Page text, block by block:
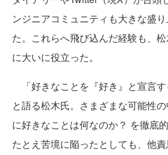
ンジニアコミュニティも大きな盛
た。これらへ飛び込んだ経験も、
に大いに役立った。
「好きなことを『好き』と宣言す
と語る松木氏。さまざまな可能性
に好きなことは何なのか？ を徹底
たとえ苦境に陥ったとしても、他